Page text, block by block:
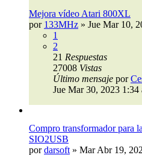
Mejora vídeo Atari 800XL
por 133MHz » Jue Mar 10,
1
2
21 Respuestas
27008 Vistas
Último mensaje por
Jue Mar 30, 2023 1:34
Compro transformador para
SIO2USB
pordarsoft » Mar Abr 19,